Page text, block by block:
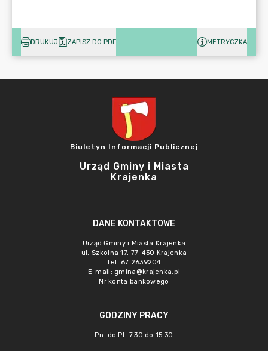
DRUKUJ ZAPISZ DO PDF METRYCZKA
Biuletyn Informacji Publicznej
Urząd Gminy i Miasta
Krajenka
DANE KONTAKTOWE
Urząd Gminy i Miasta Krajenka
ul. Szkolna 17, 77-430 Krajenka
Tel. 67 2639204
E-mail: gmina@krajenka.pl
Nr konta bankowego
GODZINY PRACY
Pn. do Pt. 7.30 do 15.30